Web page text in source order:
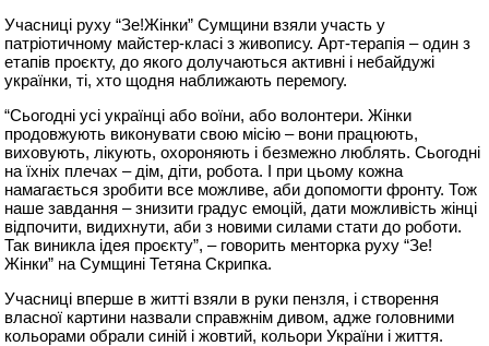
Учасниці руху “Зе!Жінки” Сумщини взяли участь у
патріотичному майстер-класі з живопису. Арт-терапія – один з
етапів проєкту, до якого долучаються активні і небайдужі
українки, ті, хто щодня наближають перемогу.
“Сьогодні усі українці або воїни, або волонтери. Жінки
продовжують виконувати свою місію – вони працюють,
виховують, лікують, охороняють і безмежно люблять. Сьогодні
на їхніх плечах – дім, діти, робота. І при цьому кожна
намагається зробити все можливе, аби допомогти фронту. Тож
наше завдання – знизити градус емоцій, дати можливість жінці
відпочити, видихнути, аби з новими силами стати до роботи.
Так виникла ідея проєкту”, – говорить менторка руху “Зе!
Жінки” на Сумщині Тетяна Скрипка.
Учасниці вперше в житті взяли в руки пензля, і створення
власної картини назвали справжнім дивом, адже головними
кольорами обрали синій і жовтий, кольори України і життя.